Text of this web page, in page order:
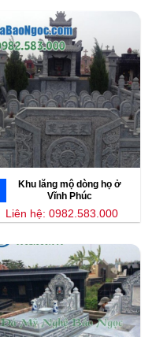
Khu lăng mộ dòng họ ở
Vĩnh Phúc
Liên hệ: 0982.583.000